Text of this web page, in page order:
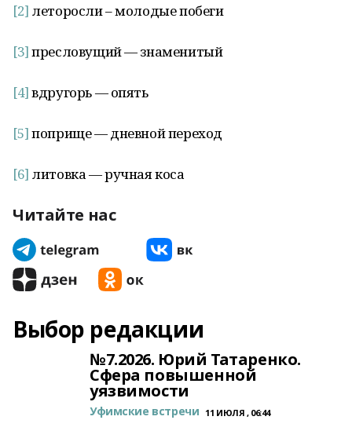
[2] леторосли – молодые побеги
[3]пресловущий — знаменитый
[4]вдругорь — опять
[5]поприще — дневной переход
[6] литовка — ручная коса
Читайте нас
Выбор редакции
№7.2026. Юрий Татаренко.
Сфера повышенной
уязвимости
Уфимские встречи 11 ИЮЛЯ , 06:44